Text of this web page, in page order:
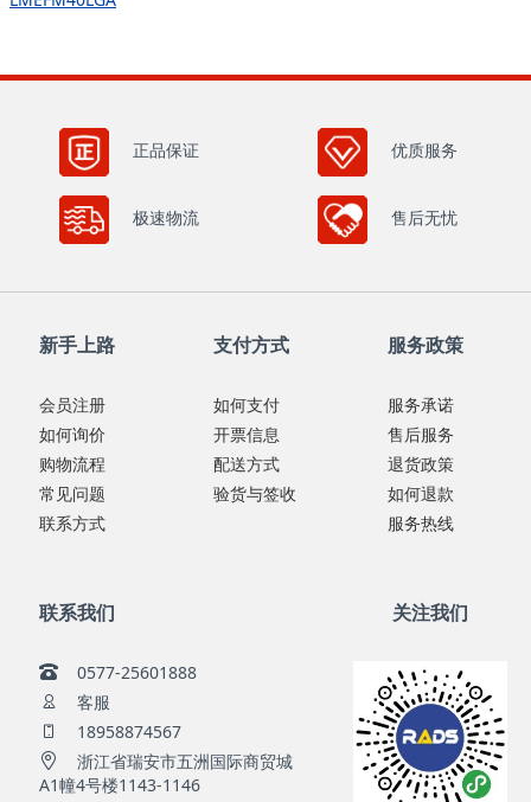
正品保证 优质服务
极速物流 售后无忧
新手上路
会员注册
如何询价
购物流程
常见问题
联系方式
支付方式
如何支付
开票信息
配送方式
验货与签收
服务政策
服务承诺
售后服务
退货政策
如何退款
服务热线
联系我们
0577-25601888
客服
18958874567
浙江省瑞安市五洲国际商贸城
A1幢4号楼1143-1146
关注我们